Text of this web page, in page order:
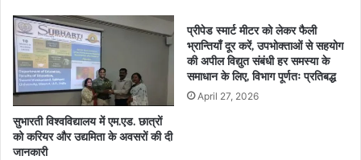
सुभारती विश्वविद्यालय में एम.एड. छात्रों
को करियर और उद्यमिता के अवसरों की दी
जानकारी
प्रीपेड स्मार्ट मीटर को लेकर फैली
भ्रान्तियाँ दूर करें, उपभोक्ताओं से सहयोग
की अपील विद्युत संबंधी हर समस्या के
समाधान के लिए, विभाग पूर्णतः प्रतिबद्ध
April 27, 2026